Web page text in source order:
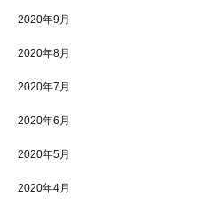
2020年9月
2020年8月
2020年7月
2020年6月
2020年5月
2020年4月